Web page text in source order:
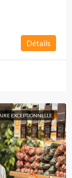
Détails
EXCEPTIONNELLE